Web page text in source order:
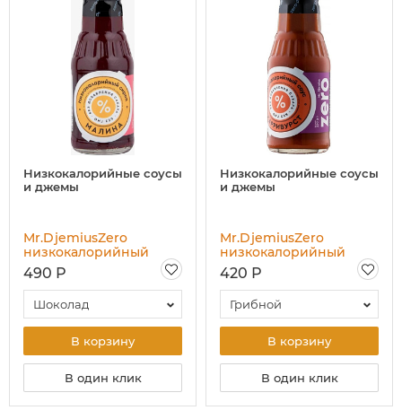
Низкокалорийные соусы
и джемы
Mr.DjemiusZero
низкокалорийный
сироп, 330 гр
490 Р
Шоколад
В корзину
В один клик
Низкокалорийные соусы
и джемы
Mr.DjemiusZero
низкокалорийный
соус, 330 гр
420 Р
Грибной
В корзину
В один клик